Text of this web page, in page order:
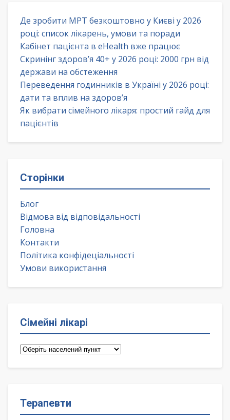
Де зробити МРТ безкоштовно у Києві у 2026
році: список лікарень, умови та поради
Кабінет пацієнта в eHealth вже працює
Скринінг здоров’я 40+ у 2026 році: 2000 грн від
держави на обстеження
Переведення годинників в Україні у 2026 році:
дати та вплив на здоров’я
Як вибрати сімейного лікаря: простий гайд для
пацієнтів
Сторінки
Блог
Відмова від відповідальності
Головна
Контакти
Політика конфідеціальності
Умови використання
Сімейні лікарі
Сімейні
Терапевти